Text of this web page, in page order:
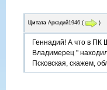
Цитата Аркадий1946 ( )
Геннадий! А что в ПК
Владимерец "
Псковская, скажем,